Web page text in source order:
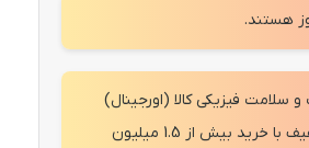
هستند.
و سلامت فیزیکی کالا (اورجینال)
خرید بیش از 1.5 میلیون